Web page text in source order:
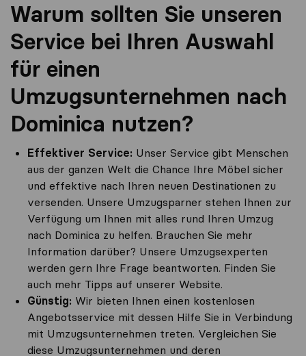
Warum sollten Sie unseren
Service bei Ihren Auswahl
für einen
Umzugsunternehmen nach
Dominica nutzen?
Effektiver Service: Unser Service gibt Menschen
aus der ganzen Welt die Chance Ihre Möbel sicher
und effektive nach Ihren neuen Destinationen zu
versenden. Unsere Umzugsparner stehen Ihnen zur
Verfügung um Ihnen mit alles rund Ihren Umzug
nach Dominica zu helfen. Brauchen Sie mehr
Information darüber? Unsere Umzugsexperten
werden gern Ihre Frage beantworten. Finden Sie
auch mehr Tipps auf unserer Website.
Günstig: Wir bieten Ihnen einen kostenlosen
Angebotsservice mit dessen Hilfe Sie in Verbindung
mit Umzugsunternehmen treten. Vergleichen Sie
diese Umzugsunternehmen und deren